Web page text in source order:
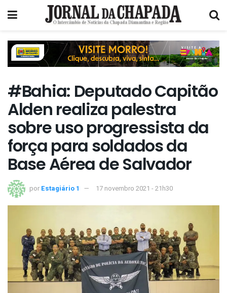
#Bahia: Deputado Capitão
Alden realiza palestra
sobre uso progressista da
força para soldados da
Base Aérea de Salvador
por Estagiário 1 17 novembro 2021 - 21h30